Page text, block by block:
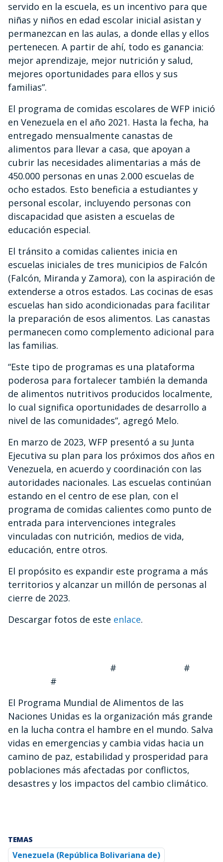
servido en la escuela, es un incentivo para que
niñas y niños en edad escolar inicial asistan y
permanezcan en las aulas, a donde ellas y ellos
pertenecen. A partir de ahí, todo es ganancia:
mejor aprendizaje, mejor nutrición y salud,
mejores oportunidades para ellos y sus
familias”.
El programa de comidas escolares de WFP inició
en Venezuela en el año 2021. Hasta la fecha, ha
entregado mensualmente canastas de
alimentos para llevar a casa, que apoyan a
cubrir las necesidades alimentarias a más de
450.000 personas en unas 2.000 escuelas de
ocho estados. Esto beneficia a estudiantes y
personal escolar, incluyendo personas con
discapacidad que asisten a escuelas de
educación especial.
El tránsito a comidas calientes inicia en
escuelas iniciales de tres municipios de Falcón
(Falcón, Miranda y Zamora), con la aspiración de
extenderse a otros estados. Las cocinas de esas
escuelas han sido acondicionadas para facilitar
la preparación de esos alimentos. Las canastas
permanecen como complemento adicional para
las familias.
“Este tipo de programas es una plataforma
poderosa para fortalecer también la demanda
de alimentos nutritivos producidos localmente,
lo cual significa oportunidades de desarrollo a
nivel de las comunidades”, agregó Melo.
En marzo de 2023, WFP presentó a su Junta
Ejecutiva su plan para los próximos dos años en
Venezuela, en acuerdo y coordinación con las
autoridades nacionales. Las escuelas continúan
estando en el centro de ese plan, con el
programa de comidas calientes como punto de
entrada para intervenciones integrales
vinculadas con nutrición, medios de vida,
educación, entre otros.
El propósito es expandir este programa a más
territorios y alcanzar un millón de personas al
cierre de 2023.
Descargar fotos de este enlace.
# #
#
El Programa Mundial de Alimentos de las
Naciones Unidas es la organización más grande
en la lucha contra el hambre en el mundo. Salva
vidas en emergencias y cambia vidas hacia un
camino de paz, estabilidad y prosperidad para
poblaciones más afectadas por conflictos,
desastres y los impactos del cambio climático.
TEMAS
Venezuela (República Bolivariana de)